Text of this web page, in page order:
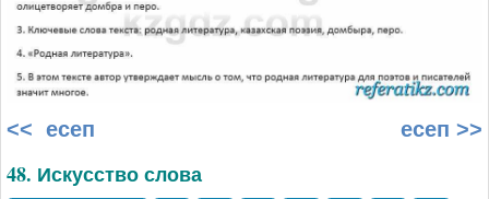
<< есеп есеп >>
48. Искусство слова